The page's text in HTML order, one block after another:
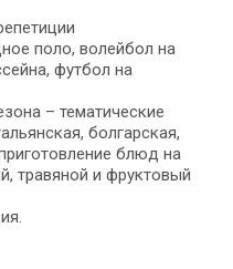
поло, волейбол на
футбол на
– тематические
болгарская,
блюд на
травяной и фруктовый